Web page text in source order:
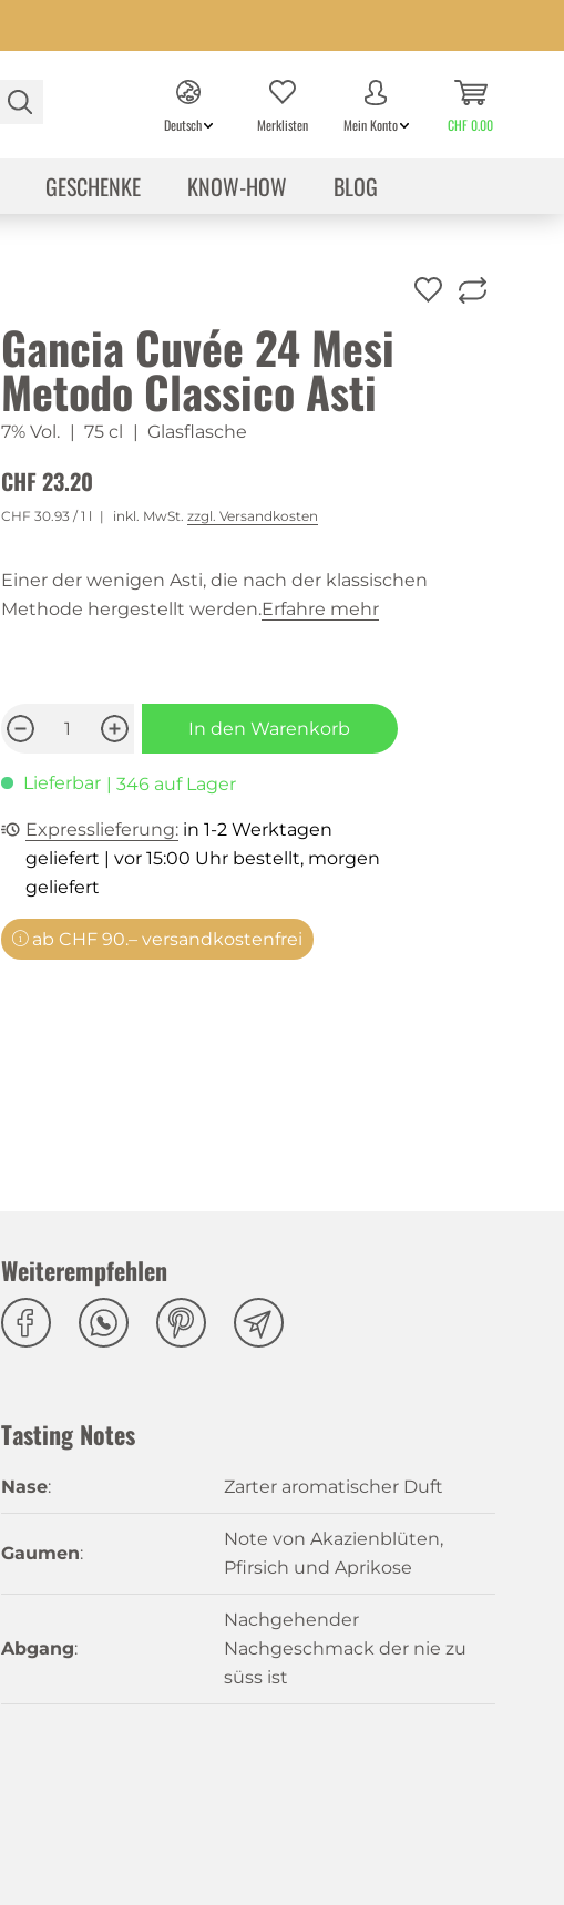
Deutsch Merklisten Mein Konto CHF 0.00
GESCHENKE KNOW-HOW BLOG
Gancia Cuvée 24 Mesi
Metodo Classico Asti
7% Vol. | 75 cl | Glasflasche
CHF 23.20
CHF 30.93/ 1 l inkl. MwSt. zzgl. Versandkosten
Einer der wenigen Asti, die nach der klassischen
Methode hergestellt werden.Erfahre mehr
In den Warenkorb
Lieferbar | 346 auf Lager
Expresslieferung:in 1-2 Werktagen
geliefert | vor 15:00 Uhr bestellt, morgen
geliefert
ab CHF 90.– versandkostenfrei
Weiterempfehlen
Tasting Notes
Nase: Zarter aromatischer Duft
Gaumen:
Note von Akazienblüten,
Pfirsich und Aprikose
Abgang:
Nachgehender
Nachgeschmack der nie zu
süss ist